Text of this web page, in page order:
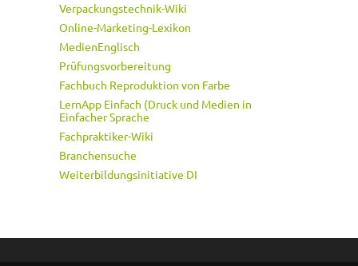
Verpackungstechnik-Wiki
Online-Marketing-Lexikon
MedienEnglisch
Prüfungsvorbereitung
Fachbuch Reproduktion von Farbe
LernApp Einfach (Druck und Medien in
Einfacher Sprache
Fachpraktiker-Wiki
Branchensuche
Weiterbildungsinitiative DI